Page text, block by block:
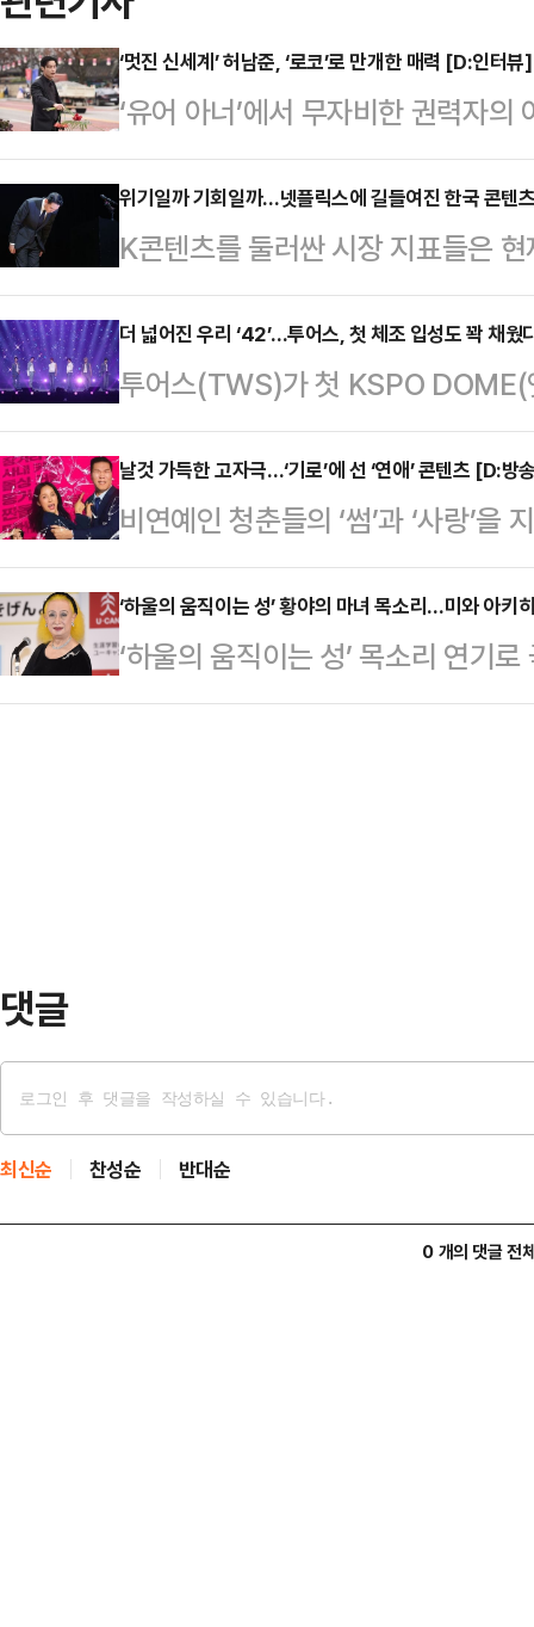
‘멋진 신세계’ 허남준, ‘로코’로 만개한 매력 [D:인터뷰]
‘유어 아너’에서 무자비한 권력자
이번에는 로맨스로 시청자들을 설
진 흔치 않은 로코 남주였다. 그러
을 자유자재로 오가며 매력을 만개
씌어 ‘악질’해진 무명배우 신서리(
악질재벌 차세계의 전쟁 같은 로맨
주인공 차세계를 연기했다.안하무
을 자아내는가 하면…
위기일까 기회일까…넷플릭스에 길들여진 한국 콘텐
K콘텐츠를 둘러싼 시장 지표들은
생태계의 부실이라는 두 개의 상반
미디어 시장조사업체 옴디아
3월 기준 한국 콘텐츠의 넷플릭스
미국(596억 시간)에 이어 전 세계
가 중에서는 독보적인 1위의 수치
많고 콘텐츠 강국인 영국의 거의
더 넓어진 우리 ‘42’...투어스, 첫 체조 입성도 꽉 채
투어스(TWS)가 첫 KSPO DOME(
초부터 청량한 팀 컬러를 밀고 온 이
보여주지 않았다. 휘몰아치는 세트
한 동선, 새 유닛 무대까지 더하며
완성했다.투어스는 28일 서울 송
‘2026 투어스 투어 '24/7:포:유'
'24/7:FOR:YOU' IN SEOUL)을
날것 가득한 고자극…‘기로’에 선 ‘연애’ 콘텐츠 [D:방
비연예인 청춘들의 ‘썸’과 ‘사랑’을
초대하고 파격 실험을 감행 중이다.
주’와 ‘유통기한 임박’ 사이 우려를
벌 시청자들의 관심을 받았던 넷플
로 시청자들을 겨냥 중이다. 기상천
‘하울의 움직이는 성’ 황야의 마녀 목소리…미와 아키
‘하울의 움직이는 성’ 목소리 연기
와 아키히로가 별세했다. 향년 91
댓글
최신순 찬성순 반대순
0 개의 댓글 전